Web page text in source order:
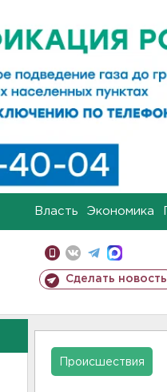
Власть Экономика
Сделать новость
Происшествия